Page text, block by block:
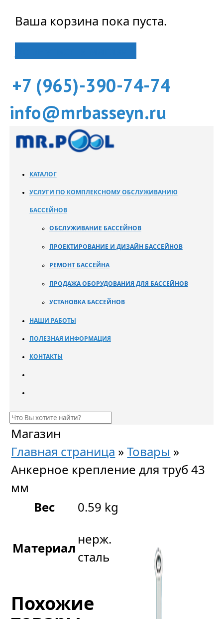
Ваша корзина пока пуста.
+7 (965)-390-74-74
info@mrbasseyn.ru
КАТАЛОГ
УСЛУГИ ПО КОМПЛЕКСНОМУ ОБСЛУЖИВАНИЮ
БАССЕЙНОВ
ОБСЛУЖИВАНИЕ БАССЕЙНОВ
ПРОЕКТИРОВАНИЕ И ДИЗАЙН БАССЕЙНОВ
РЕМОНТ БАССЕЙНА
ПРОДАЖА ОБОРУДОВАНИЯ ДЛЯ БАССЕЙНОВ
УСТАНОВКА БАССЕЙНОВ
НАШИ РАБОТЫ
ПОЛЕЗНАЯ ИНФОРМАЦИЯ
КОНТАКТЫ
Магазин
Главная страница »Товары »
Анкерное крепление для труб 43
мм
Вес 0.59 kg
Материал
нерж.
сталь
Похожие